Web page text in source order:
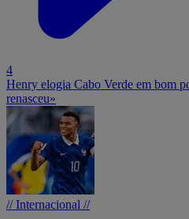
4
Henry elogia Cabo Verde em bom
renasceu»
// Internacional //